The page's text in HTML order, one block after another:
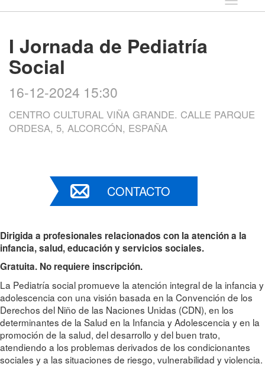
I Jornada de Pediatría
Social
16-12-2024 15:30
CENTRO CULTURAL VIÑA GRANDE. CALLE PARQUE
ORDESA, 5, ALCORCÓN, ESPAÑA
CONTACTO
Dirigida a profesionales relacionados con la atención a la
infancia, salud, educación y servicios sociales.
Gratuita. No requiere inscripción.
La Pediatría social promueve la atención integral de la infancia y
adolescencia con una visión basada en la Convención de los
Derechos del Niño de las Naciones Unidas (CDN), en los
determinantes de la Salud en la Infancia y Adolescencia y en la
promoción de la salud, del desarrollo y del buen trato,
atendiendo a los problemas derivados de los condicionantes
sociales y a las situaciones de riesgo, vulnerabilidad y violencia.